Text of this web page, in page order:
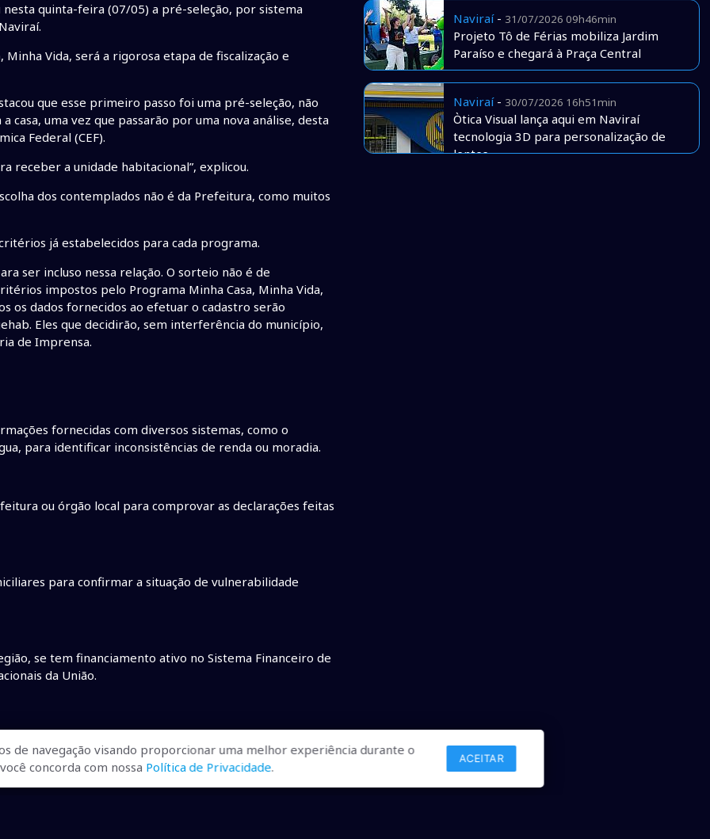
quinta-feira (07/05) a pré-seleção, por sistema
Vida, será a rigorosa etapa de fiscalização e
que esse primeiro passo foi uma pré-seleção, não
casa, uma vez que passarão por uma nova análise, desta
Federal (CEF).
receber a unidade habitacional”, explicou.
dos contemplados não é da Prefeitura, como muitos
já estabelecidos para cada programa.
ser incluso nessa relação. O sorteio não é de
impostos pelo Programa Minha Casa, Minha Vida,
os dados fornecidos ao efetuar o cadastro serão
Eles que decidirão, sem interferência do município,
de Imprensa.
fornecidas com diversos sistemas, como o
para identificar inconsistências de renda ou moradia.
ou órgão local para comprovar as declarações feitas
para confirmar a situação de vulnerabilidade
se tem financiamento ativo no Sistema Financeiro de
da União.
cidadão faça denúncias se souber de irregularidades,
bens imóveis.
Naviraí- 31/07/2026 09h46min
Projeto Tô de Férias mobiliza Jardim
Paraíso e chegará à Praça Central
Naviraí- 30/07/2026 16h51min
Òtica Visual lança aqui em Naviraí
tecnologia 3D para personalização de
lentes
de navegação visando proporcionar uma melhor experiência durante o
concorda com nossa Política de Privacidade.
ACEITAR